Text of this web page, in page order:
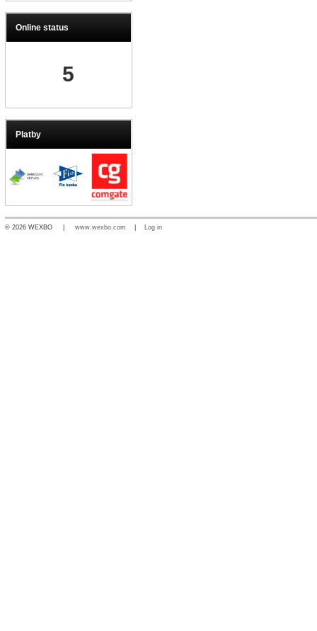
Online status
5
Platby
© 2026 WEXBO | www.wexbo.com Log in